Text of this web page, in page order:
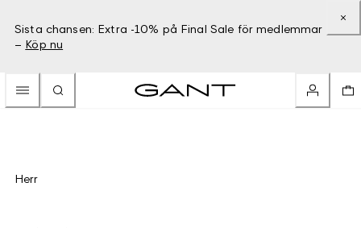
Sista chansen: Extra -10% på Final Sale för medlemmar
– Köp nu
Herr